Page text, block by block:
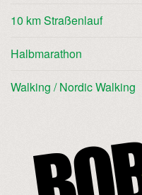
10 km Straßenlauf
Halbmarathon
Walking / Nordic Walking